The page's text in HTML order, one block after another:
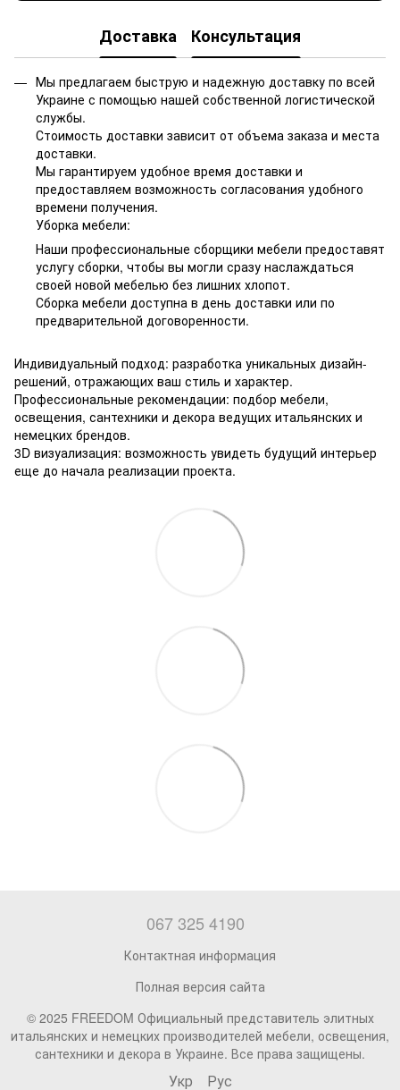
Доставка Консультация
Мы предлагаем быструю и надежную доставку по всей
Украине с помощью нашей собственной логистической
службы.
Стоимость доставки зависит от объема заказа и места
доставки.
Мы гарантируем удобное время доставки и
предоставляем возможность согласования удобного
времени получения.
Уборка мебели:
Наши профессиональные сборщики мебели предоставят
услугу сборки, чтобы вы могли сразу наслаждаться
своей новой мебелью без лишних хлопот.
Сборка мебели доступна в день доставки или по
предварительной договоренности.
Индивидуальный подход: разработка уникальных дизайн-
решений, отражающих ваш стиль и характер.
Профессиональные рекомендации: подбор мебели,
освещения, сантехники и декора ведущих итальянских и
немецких брендов.
3D визуализация: возможность увидеть будущий интерьер
еще до начала реализации проекта.
067 325 4190
Контактная информация
Полная версия сайта
© 2025 FREEDOM Официальный представитель элитных
итальянских и немецких производителей мебели, освещения,
сантехники и декора в Украине. Все права защищены.
Укр Рус